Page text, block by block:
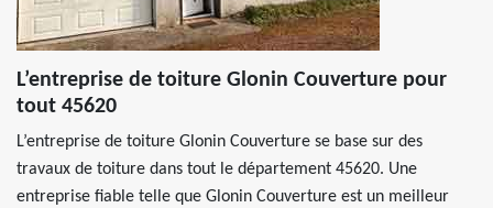
L’entreprise de toiture Glonin Couverture pour
tout 45620
L’entreprise de toiture Glonin Couverture se base sur des
travaux de toiture dans tout le département 45620. Une
entreprise fiable telle que Glonin Couverture est un meilleur